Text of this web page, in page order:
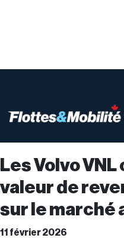
Les Volvo
valeur de
sur le marché
11 février 2026